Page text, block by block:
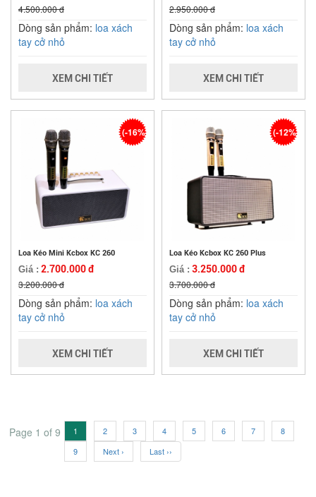
4.500.000 đ
Dòng sản phẩm: loa xách
tay cở nhỏ
XEM CHI TIẾT
2.950.000 đ
Dòng sản phẩm: loa xách
tay cở nhỏ
XEM CHI TIẾT
Loa Kéo Mini Kcbox KC 260
Giá : 2.700.000 đ
3.200.000 đ
(-16%)
Dòng sản phẩm: loa xách
tay cở nhỏ
XEM CHI TIẾT
Loa Kéo Kcbox KC 260 Plus
Giá : 3.250.000 đ
3.700.000 đ
(-12%)
Dòng sản phẩm: loa xách
tay cở nhỏ
XEM CHI TIẾT
Page 1 of 9 1 2 3 4 5 6 7
8
9
Next › Last ››